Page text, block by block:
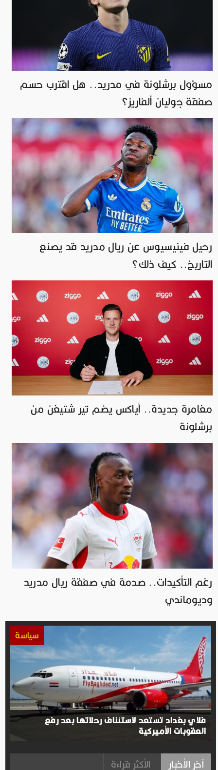
مسؤول برشلونة في مدريد.. هل اقترب حسم
صفقة جوليان ألفاريز؟
رحيل فينيسيوس عن ريال مدريد قد يصنع
التاريخ.. كيف ذلك؟
مغامرة جديدة.. أياكس يضم تير شتيغن من
برشلونة
رغم التأكيدات.. صدمة في صفقة ريال مدريد
وديوماندي
سياسة
فلاي بغداد تستعد لاستئناف رحلاتها بعد رفع
العقوبات الأميركية
آخر الأخبار الأكثر قراءة